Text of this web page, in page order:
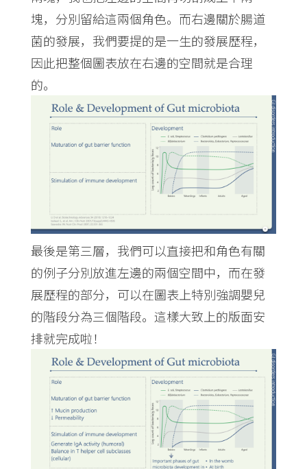
塊，分別留給這兩個角色。而右邊關於腸道
菌的發展，我們要提的是一生的發展歷程，
因此把整個圖表放在右邊的空間就是合理
的。
最後是第三層，我們可以直接把和角色有關
的例子分別放進左邊的兩個空間中，而在發
展歷程的部分，可以在圖表上特別強調嬰兒
的階段分為三個階段。這樣大致上的版面安
排就完成啦！